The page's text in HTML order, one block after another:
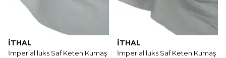
İTHAL
İmperial lüks Saf Keten Kumaş
İTHAL
İmperial lüks Saf Keten Kumaş